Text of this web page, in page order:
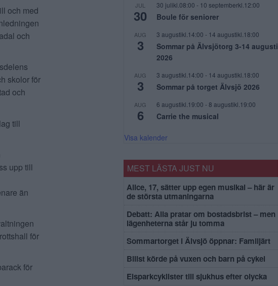
och med
och
skolor för
och
till
upp till
än
för
för
JUL
30
30 julikl.08:00 - 10 septemberkl.12:00
Boule för seniorer
AUG
3
3 augustikl.14:00 - 14 augustikl.18:00
Sommar på Älvsjötorg 3-14 augusti
2026
AUG
3
3 augustikl.14:00 - 14 augustikl.18:00
Sommar på torget Älvsjö 2026
AUG
6
6 augustikl.19:00 - 8 augustikl.19:00
Carrie the musical
Visa kalender
MEST LÄSTA JUST NU
Alice, 17, sätter upp egen musikal – här är
de största utmaningarna
Debatt: Alla pratar om bostadsbrist – men
lägenheterna står ju tomma
Sommartorget i Älvsjö öppnar: Familjärt
Bilist körde på vuxen och barn på cykel
Elsparkcyklister till sjukhus efter olycka